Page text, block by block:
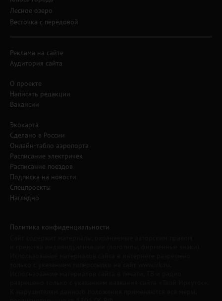
Лесное озеро
Весточка с передовой
Реклама на сайте
Аудитория сайта
О проекте
Написать редакции
Вакансии
Экокарта
Сделано в России
Онлайн-табло аэропорта
Расписание электричек
Расписание поездов
Подписка на новости
Спецпроекты
Наглядно
Политика конфиденциальности